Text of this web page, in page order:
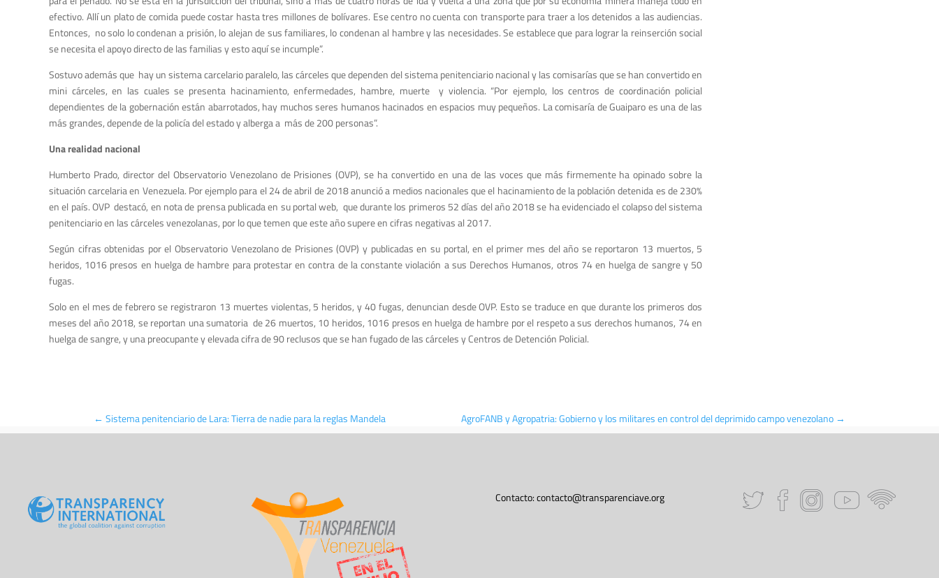
efectivo. Allí un plato de comida puede costar hasta tres millones de bolívares. Ese centro no cuenta con transporte para traer a los detenidos a las audiencias.
Entonces, no solo lo condenan a prisión, lo alejan de sus familiares, lo condenan al hambre y las necesidades. Se establece que para lograr la reinserción social
se necesita el apoyo directo de las familias y esto aquí se incumple”.
Sostuvo además que hay un sistema carcelario paralelo, las cárceles que dependen del sistema penitenciario nacional y las comisarías que se han convertido en
mini cárceles, en las cuales se presenta hacinamiento, enfermedades, hambre, muerte y violencia. “Por ejemplo, los centros de coordinación policial
dependientes de la gobernación están abarrotados, hay muchos seres humanos hacinados en espacios muy pequeños. La comisaría de Guaiparo es una de las
más grandes, depende de la policía del estado y alberga a más de 200 personas”.
Una realidad nacional
Humberto Prado, director del Observatorio Venezolano de Prisiones (OVP), se ha convertido en una de las voces que más firmemente ha opinado sobre la
situación carcelaria en Venezuela. Por ejemplo para el 24 de abril de 2018 anunció a medios nacionales que el hacinamiento de la población detenida es de 230%
en el país. OVP destacó, en nota de prensa publicada en su portal web, que durante los primeros 52 días del año 2018 se ha evidenciado el colapso del sistema
penitenciario en las cárceles venezolanas, por lo que temen que este año supere en cifras negativas al 2017.
Según cifras obtenidas por el Observatorio Venezolano de Prisiones (OVP) y publicadas en su portal, en el primer mes del año se reportaron 13 muertos, 5
heridos, 1016 presos en huelga de hambre para protestar en contra de la constante violación a sus Derechos Humanos, otros 74 en huelga de sangre y 50
fugas.
Solo en el mes de febrero se registraron 13 muertes violentas, 5 heridos, y 40 fugas, denuncian desde OVP. Esto se traduce en que durante los primeros dos
meses del año 2018, se reportan una sumatoria de 26 muertos, 10 heridos, 1016 presos en huelga de hambre por el respeto a sus derechos humanos, 74 en
huelga de sangre, y una preocupante y elevada cifra de 90 reclusos que se han fugado de las cárceles y Centros de Detención Policial.
← Sistema penitenciario de Lara: Tierra de nadie para la reglas Mandela AgroFANB y Agropatria: Gobierno y los militares en control del deprimido campo venezolano →
Contacto:contacto@transparenciave.org